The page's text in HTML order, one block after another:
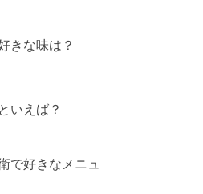
きな味は？
いえば？
で好きなメニュ